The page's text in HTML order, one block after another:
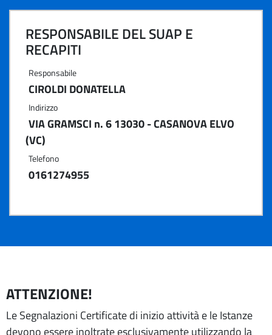
RESPONSABILE DEL SUAP E
RECAPITI
Responsabile
CIROLDI DONATELLA
Indirizzo
VIA GRAMSCI n. 6 13030 - CASANOVA ELVO
(VC)
Telefono
0161274955
ATTENZIONE!
Le Segnalazioni Certificate di inizio attività e le Istanze
devono essere inoltrate esclusivamente utilizzando la